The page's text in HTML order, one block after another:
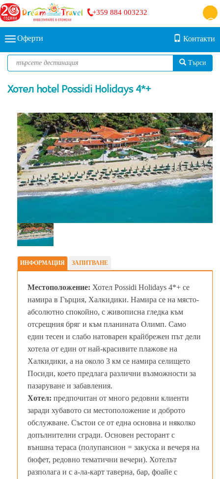
+359 884 003232
Оферти Контакти
Търси
Хотел hotel Possidi Holidays 4*+
ИНФОРМАЦИЯ ЗАПИТВАНЕ
Местоположение: Хотел Possidi Holidays 4*+ се
намира в Гърция, Халкидики. Намира се на място-
абсолютно спокойно, с живописна гледка към
отсрещния бряг и към планината Олимп. Само
един тесен и слабо натоварен крайбрежен път дели
хотела от един от най-красивите плажове на
Халкидики, а на около 3 км се намира селището
Посиди, което предлага различни възможности за
пазаруване и забавления.
Хотел: предпочитан от много редовни клиенти
заради хубавото си местоположение и доброто
обслужване. Състои се от една основна и няколко
допълнителни сгради. Основен ресторант с
външна тераса (полупансион = закуска и вечеря на
бюфет, редовно тематични вечери). Хотелът
разполага и с а-ла-карт таверна, бар, фоайе с